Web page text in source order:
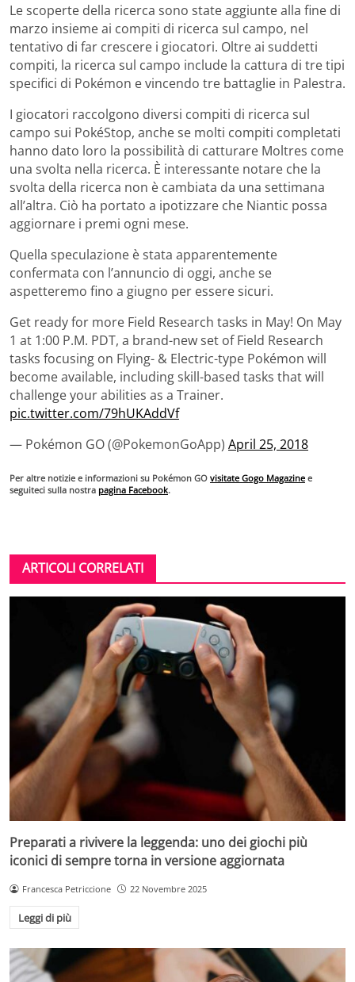
Le scoperte della ricerca sono state aggiunte alla fine di
marzo insieme ai compiti di ricerca sul campo, nel
tentativo di far crescere i giocatori. Oltre ai suddetti
compiti, la ricerca sul campo include la cattura di tre tipi
specifici di Pokémon e vincendo tre battaglie in Palestra.
I giocatori raccolgono diversi compiti di ricerca sul
campo sui PokéStop, anche se molti compiti completati
hanno dato loro la possibilità di catturare Moltres come
una svolta nella ricerca. È interessante notare che la
svolta della ricerca non è cambiata da una settimana
all’altra. Ciò ha portato a ipotizzare che Niantic possa
aggiornare i premi ogni mese.
Quella speculazione è stata apparentemente
confermata con l’annuncio di oggi, anche se
aspetteremo fino a giugno per essere sicuri.
Get ready for more Field Research tasks in May! On May
1 at 1:00 P.M. PDT, a brand-new set of Field Research
tasks focusing on Flying- & Electric-type Pokémon will
become available, including skill-based tasks that will
challenge your abilities as a Trainer.
pic.twitter.com/79hUKAddVf
— Pokémon GO (@PokemonGoApp) April 25, 2018
Per altre notizie e informazioni su Pokémon GO visitate Gogo Magazine e
seguiteci sulla nostra pagina Facebook.
ARTICOLI CORRELATI
Preparati a rivivere la leggenda: uno dei giochi più
iconici di sempre torna in versione aggiornata
Francesca Petriccione 22 Novembre 2025
Leggi di più